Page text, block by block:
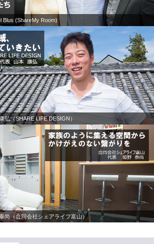
Blus (ShareMy Room)
弘（SHARE LIFE DESIGN）
尚（合同会社シェアライフ富山）